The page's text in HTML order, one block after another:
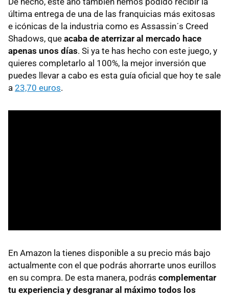
última entrega de una de las franquicias más exitosas
e icónicas de la industria como es Assassin´s Creed
Shadows, que acaba de aterrizar al mercado hace
apenas unos días. Si ya te has hecho con este juego, y
quieres completarlo al 100%, la mejor inversión que
puedes llevar a cabo es esta guía oficial que hoy te sale
a 23,70 euros.
En Amazon la tienes disponible a su precio más bajo
actualmente con el que podrás ahorrarte unos eurillos
en su compra. De esta manera, podrás complementar
tu experiencia y desgranar al máximo todos los